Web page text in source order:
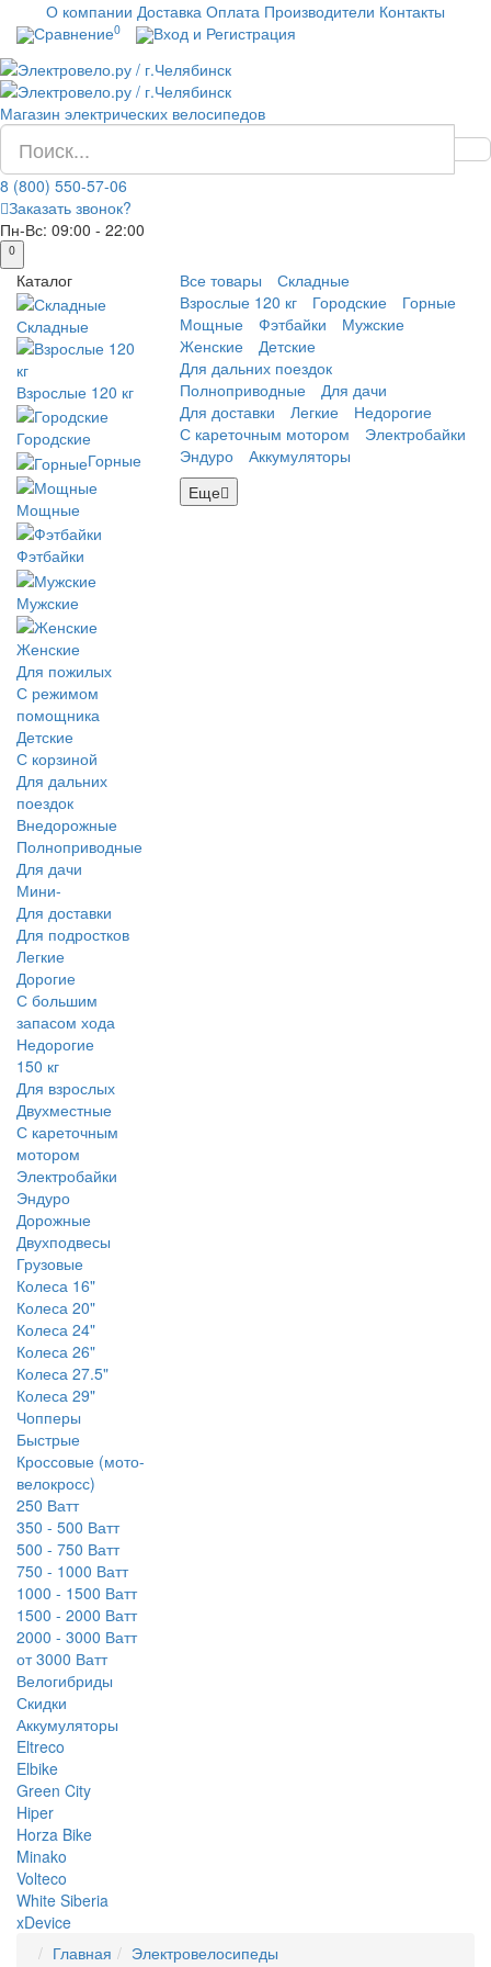
О компании Доставка Оплата Производители Контакты
Сравнение0 Вход и Регистрация
Магазин электрических велосипедов
8 (800) 550-57-06
Заказать звонок?
Пн-Вс: 09:00 - 22:00
0
Каталог
Складные
Взрослые 120 кг
Городские
Горные
Мощные
Фэтбайки
Мужские
Женские
Для пожилых
С режимом
помощника
Детские
С корзиной
Для дальних
поездок
Внедорожные
Полноприводные
Для дачи
Мини-
Для доставки
Для подростков
Легкие
Дорогие
С большим
запасом хода
Недорогие
150 кг
Для взрослых
Двухместные
С кареточным
мотором
Электробайки
Эндуро
Дорожные
Двухподвесы
Грузовые
Колеса 16"
Колеса 20"
Колеса 24"
Колеса 26"
Колеса 27.5"
Колеса 29"
Чопперы
Быстрые
Кроссовые (мото-
велокросс)
250 Ватт
350 - 500 Ватт
500 - 750 Ватт
750 - 1000 Ватт
1000 - 1500 Ватт
1500 - 2000 Ватт
2000 - 3000 Ватт
от 3000 Ватт
Велогибриды
Скидки
Аккумуляторы
Eltreco
Elbike
Green City
Hiper
Horza Bike
Minako
Volteco
White Siberia
xDevice
Все товары
Складные
Взрослые 120 кг
Городские
Горные
Мощные
Фэтбайки
Мужские
Женские
Детские
Для дальних поездок
Полноприводные
Для дачи
Для доставки
Легкие
Недорогие
С кареточным мотором
Электробайки
Эндуро
Аккумуляторы
Еще
Главная
Электровелосипеды